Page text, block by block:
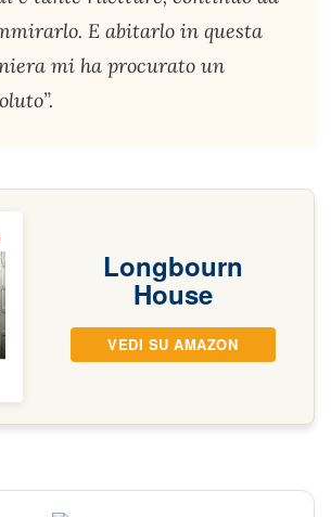
E abitarlo in questa
mi ha procurato un
Longbourn
House
VEDI SU AMAZON